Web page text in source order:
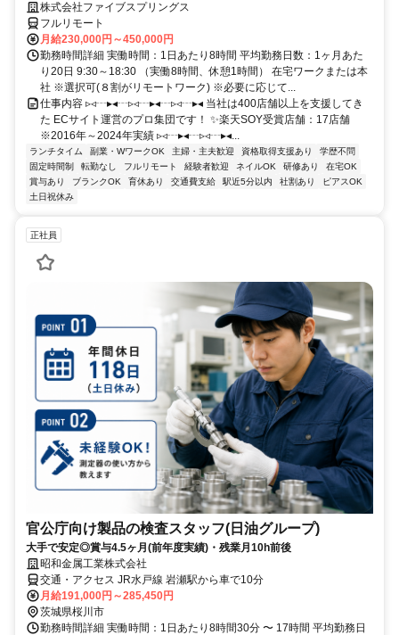
株式会社ファイブスプリングス
フルリモート
月給230,000円～450,000円
勤務時間詳細 実働時間：1日あたり8時間 平均勤務日数：1ヶ月あた
り20日 9:30～18:30 （実働8時間、休憩1時間） 在宅ワークまたは本
社 ※選択可(８割がリモートワーク) ※必要に応じて...
仕事内容 ▹◃┄▸◂┄▹◃┄▸◂┄▹◃┄▸◂ 当社は400店舗以上を支援してき
た ECサイト運営のプロ集団です！ ✨楽天SOY受賞店舗：17店舗
※2016年～2024年実績 ▹◃┄▸◂┄▹◃┄▸◂...
ランチタイム 副業・WワークOK 主婦・主夫歓迎 資格取得支援あり
学歴不問
固定時間制
転勤なし フルリモート 経験者歓迎 ネイルOK 研修あり
在宅OK
賞与あり
ブランクOK 育休あり 交通費支給 駅近5分以内 社割あり
ピアスOK
土日祝休み
正社員
官公庁向け製品の検査スタッフ(日油グループ)
大手で安定◎賞与4.5ヶ月(前年度実績)・残業月10h前後
昭和金属工業株式会社
交通・アクセス JR水戸線 岩瀬駅から車で10分
月給191,000円～285,450円
茨城県桜川市
勤務時間詳細 実働時間：1日あたり8時間30分 〜 17時間 平均勤務日